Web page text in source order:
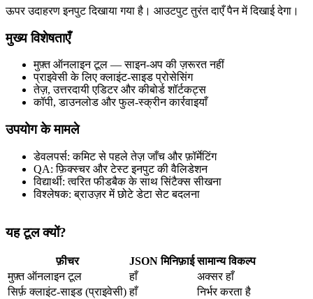
ऊपर उदाहरण इनपुट दिखाया गया है। आउटपुट तुरंत दाएँ पैन में दिखाई देगा।
मुख्य विशेषताएँ
मुफ़्त ऑनलाइन टूल — साइन‑अप की ज़रूरत नहीं
प्राइवेसी के लिए क्लाइंट‑साइड प्रोसेसिंग
तेज़, उत्तरदायी एडिटर और कीबोर्ड शॉर्टकट्स
कॉपी, डाउनलोड और फुल‑स्क्रीन कार्रवाइयाँ
उपयोग के मामले
डेवलपर्स: कमिट से पहले तेज़ जाँच और फ़ॉर्मेटिंग
QA: फ़िक्स्चर और टेस्ट इनपुट की वैलिडेशन
विद्यार्थी: त्वरित फीडबैक के साथ सिंटैक्स सीखना
विश्लेषक: ब्राउज़र में छोटे डेटा सेट बदलना
यह टूल क्यों?
फ़ीचर JSON मिनिफ़ाई सामान्य विकल्प
मुफ़्त ऑनलाइन टूल
हाँ
अक्सर हाँ
सिर्फ़ क्लाइंट‑साइड (प्राइवेसी) हाँ
निर्भर करता है